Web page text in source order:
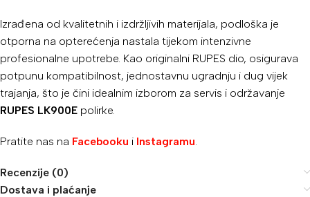
Izrađena od kvalitetnih i izdržljivih materijala, podloška je
otporna na opterećenja nastala tijekom intenzivne
profesionalne upotrebe. Kao originalni RUPES dio, osigurava
potpunu kompatibilnost, jednostavnu ugradnju i dug vijek
trajanja, što je čini idealnim izborom za servis i održavanje
RUPES LK900E polirke.
Pratite nas na Facebooku i Instagramu
Recenzije (0)
Dostava i plaćanje